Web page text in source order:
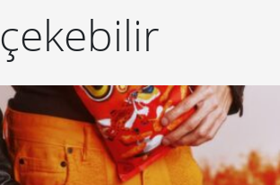
çekebilir